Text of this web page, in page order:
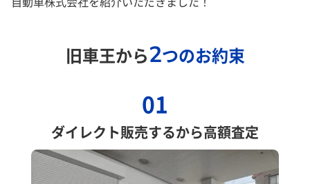
旧車王から2つのお約束
01
ダイレクト販売するから高額査定